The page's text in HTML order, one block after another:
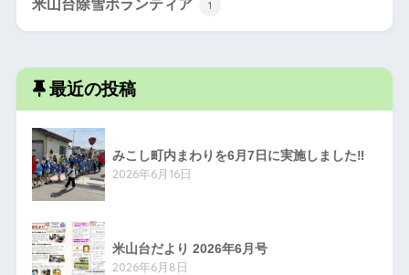
米山台除雪ボランティア 1
最近の投稿
みこし町内まわりを6月7日に実施しました‼
2026年6月16日
米山台だより 2026年6月号
2026年6月8日